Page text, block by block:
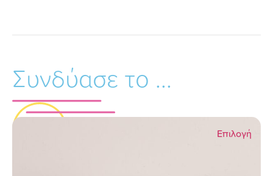
Συνδύασε το ...
Επιλογή